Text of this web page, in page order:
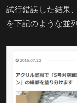
試行錯誤した結果
を下記のような並